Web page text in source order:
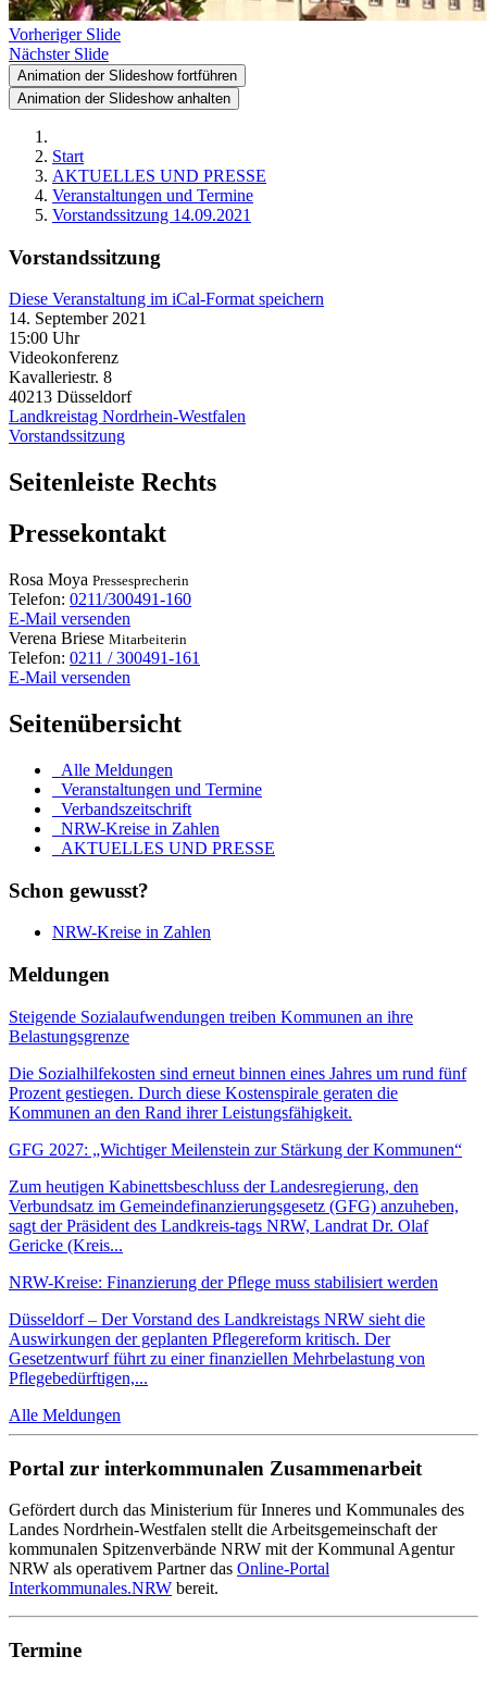
Vorheriger Slide
Nächster Slide
Animation der Slideshow fortführen
Animation der Slideshow anhalten
Start
AKTUELLES UND PRESSE
Veranstaltungen und Termine
Vorstandssitzung 14.09.2021
Vorstandssitzung
Diese Veranstaltung im iCal-Format speichern
14. September 2021
15:00 Uhr
Videokonferenz
Kavalleriestr. 8
40213 Düsseldorf
Landkreistag Nordrhein-Westfalen
Vorstandssitzung
Seitenleiste Rechts
Pressekontakt
Rosa Moya Pressesprecherin
Telefon: 0211/300491-160
E-Mail versenden
Verena Briese Mitarbeiterin
Telefon: 0211 / 300491-161
E-Mail versenden
Seitenübersicht
Alle Meldungen
Veranstaltungen und Termine
Verbandszeitschrift
NRW-Kreise in Zahlen
AKTUELLES UND PRESSE
Schon gewusst?
NRW-Kreise in Zahlen
Meldungen
Steigende Sozialaufwendungen treiben Kommunen an ihre
Belastungsgrenze
Die Sozialhilfekosten sind erneut binnen eines Jahres um rund fünf
Prozent gestiegen. Durch diese Kostenspirale geraten die
Kommunen an den Rand ihrer Leistungsfähigkeit.
GFG 2027: „Wichtiger Meilenstein zur Stärkung der Kommunen“
Zum heutigen Kabinettsbeschluss der Landesregierung, den
Verbundsatz im Gemeindefinanzierungsgesetz (GFG) anzuheben,
sagt der Präsident des Landkreis-tags NRW, Landrat Dr. Olaf
Gericke (Kreis...
NRW-Kreise: Finanzierung der Pflege muss stabilisiert werden
Düsseldorf – Der Vorstand des Landkreistags NRW sieht die
Auswirkungen der geplanten Pflegereform kritisch. Der
Gesetzentwurf führt zu einer finanziellen Mehrbelastung von
Pflegebedürftigen,...
Alle Meldungen
Portal zur interkommunalen Zusammenarbeit
Gefördert durch das Ministerium für Inneres und Kommunales des
Landes Nordrhein-Westfalen stellt die Arbeitsgemeinschaft der
kommunalen Spitzenverbände NRW mit der Kommunal Agentur
NRW als operativem Partner das Online-Portal
Interkommunales.NRW bereit.
Termine